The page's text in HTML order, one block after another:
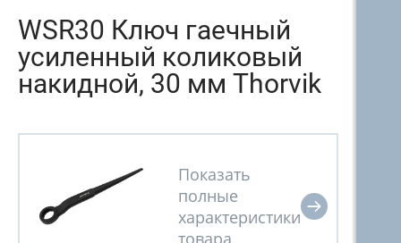
WSR30 Ключ гаечный
усиленный коликовый
накидной, 30 мм Thorvik